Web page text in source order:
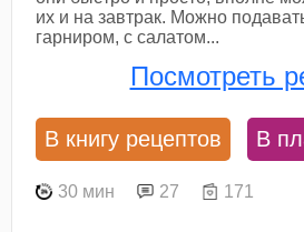
их и на завтрак. Можно
гарниром, с салатом...
Посмотреть
В книгу рецептов В
30 мин 27 171